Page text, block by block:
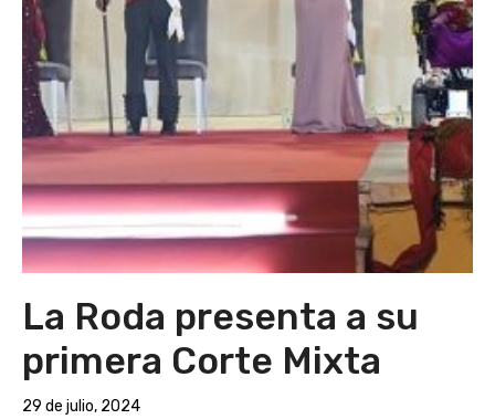
La Roda presenta a su
primera Corte Mixta
29 de julio, 2024